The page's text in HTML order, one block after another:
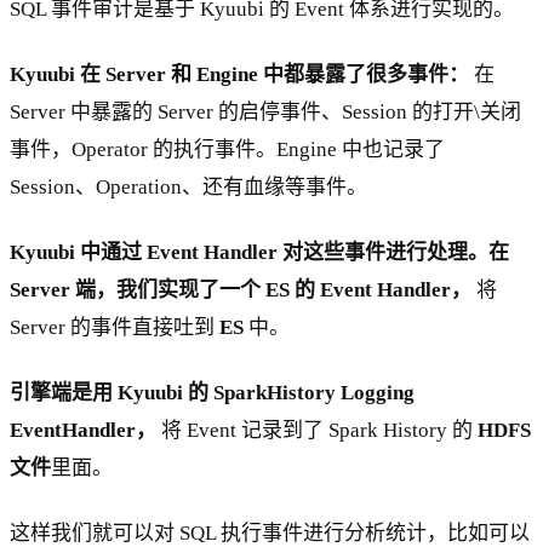
SQL 事件审计是基于 Kyuubi 的 Event 体系进行实现的。
Kyuubi 在 Server 和 Engine 中都暴露了很多事件：
在
Server 中暴露的 Server 的启停事件、Session 的打开\关闭
事件，Operator 的执行事件。Engine 中也记录了
Session、Operation、还有血缘等事件。
Kyuubi 中通过 Event Handler 对这些事件进行处理。在
Server 端，我们实现了一个 ES 的 Event Handler，
将
Server 的事件直接吐到 ES 中。
引擎端是用 Kyuubi 的 SparkHistory Logging
EventHandler，
将 Event 记录到了 Spark History 的 HDFS
文件里面。
这样我们就可以对 SQL 执行事件进行分析统计，比如可以